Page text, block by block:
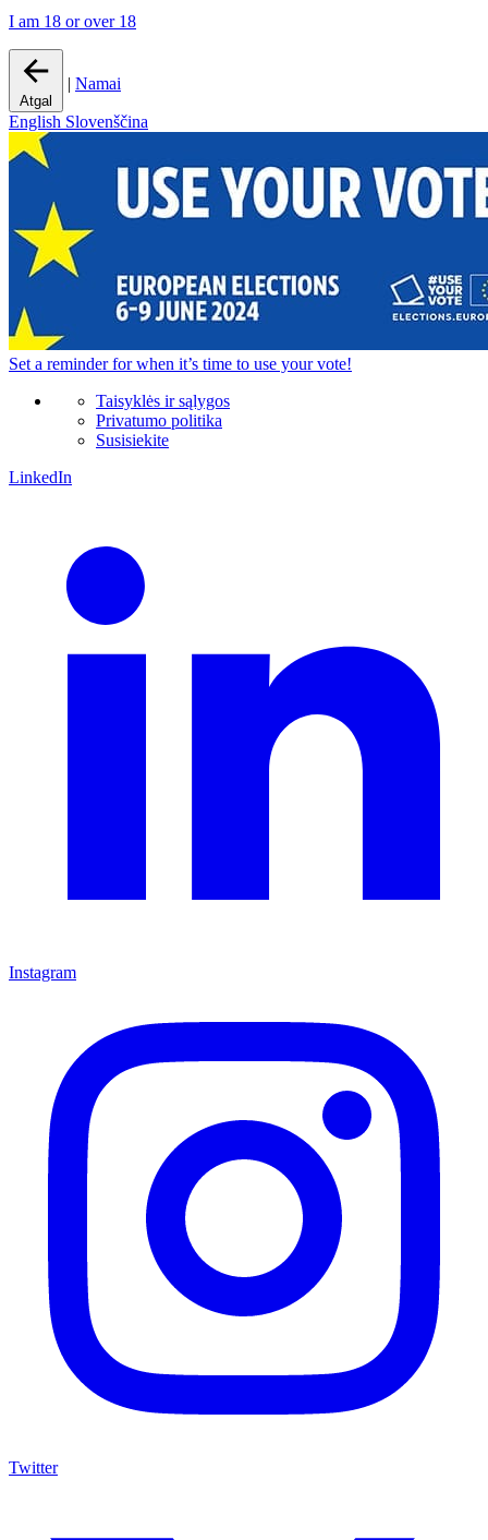
I am 18 or over 18
Atgal
| Namai
English Slovenščina
Set a reminderfor when it’s time to use your vote!
Taisyklės ir sąlygos
Privatumo politika
Susisiekite
LinkedIn
Instagram
Twitter